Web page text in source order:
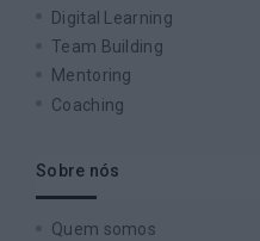
Digital Learning
Team Building
Mentoring
Coaching
Sobre nós
Quem somos